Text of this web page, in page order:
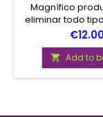
Magnífico
eliminar todo
enérgias,
crear buenos
Sorprenderá el
este producto.
litro
Price
 Add to